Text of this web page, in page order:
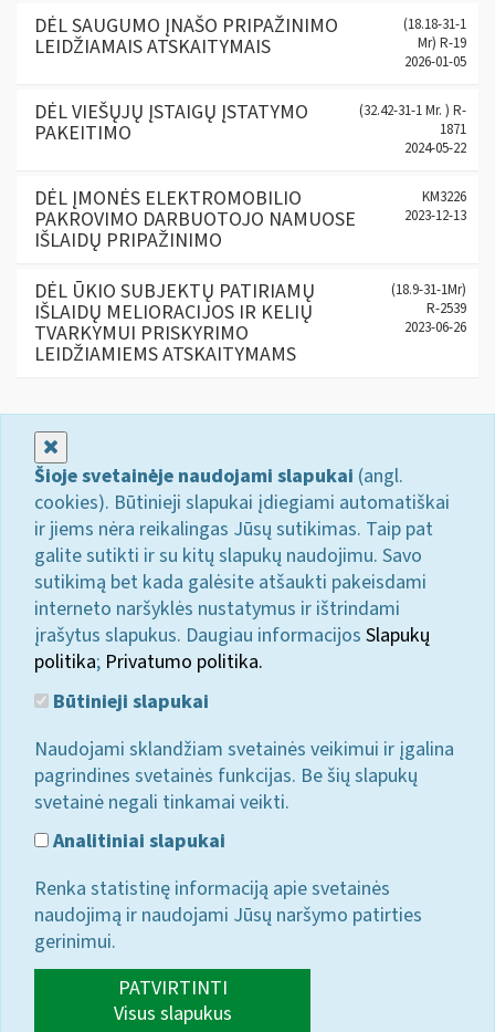
DĖL SAUGUMO ĮNAŠO PRIPAŽINIMO
LEIDŽIAMAIS ATSKAITYMAIS
(18.18-31-1
Mr) R-19
2026-01-05
DĖL VIEŠŲJŲ ĮSTAIGŲ ĮSTATYMO
PAKEITIMO
(32.42-31-1 Mr. ) R-
1871
2024-05-22
DĖL ĮMONĖS ELEKTROMOBILIO
PAKROVIMO DARBUOTOJO NAMUOSE
IŠLAIDŲ PRIPAŽINIMO
KM3226
2023-12-13
DĖL ŪKIO SUBJEKTŲ PATIRIAMŲ
IŠLAIDŲ MELIORACIJOS IR KELIŲ
TVARKYMUI PRISKYRIMO
LEIDŽIAMIEMS ATSKAITYMAMS
(18.9-31-1Mr)
R-2539
2023-06-26
Šioje svetainėje naudojami slapukai (angl.
cookies). Būtinieji slapukai įdiegiami automatiškai
ir jiems nėra reikalingas Jūsų sutikimas. Taip pat
galite sutikti ir su kitų slapukų naudojimu. Savo
sutikimą bet kada galėsite atšaukti pakeisdami
interneto naršyklės nustatymus ir ištrindami
įrašytus slapukus. Daugiau informacijos Slapukų
politika; Privatumo politika.
Būtinieji slapukai
Naudojami sklandžiam svetainės veikimui ir įgalina
pagrindines svetainės funkcijas. Be šių slapukų
svetainė negali tinkamai veikti.
Analitiniai slapukai
Renka statistinę informaciją apie svetainės
naudojimą ir naudojami Jūsų naršymo patirties
gerinimui.
PATVIRTINTI
Visus slapukus